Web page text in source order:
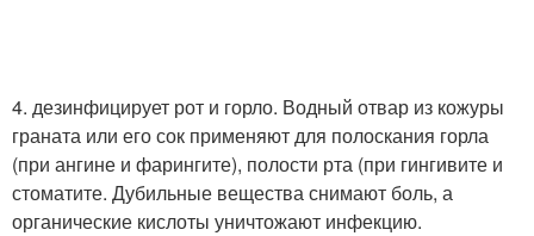
4. дезинфицирует рот и горло. Водный отвар из кожуры
граната или его сок применяют для полоскания горла
(при ангине и фарингите), полости рта (при гингивите и
стоматите. Дубильные вещества снимают боль, а
органические кислоты уничтожают инфекцию.